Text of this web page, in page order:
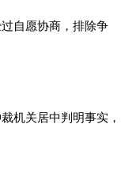
自愿协商，排除争
机关居中判明事实，